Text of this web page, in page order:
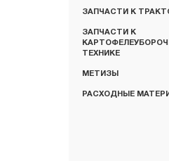
ЗАПЧАСТИ К
ЗАПЧАСТИ К
ТЕХНИКЕ
МЕТИЗЫ
РАСХОДНЫЕ